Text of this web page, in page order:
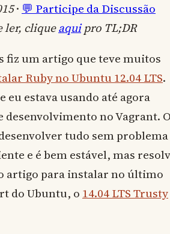
· 💬 Participe da Discussão
ler, cliqueaquipro TL;DR
fiz um artigo que teve muitos
Ruby no Ubuntu 12.04 LTS.
eu estava usando até agora
desenvolvimento no Vagrant.
tudo sem problema
e é bem estável, mas
artigo para instalar no último
do Ubuntu, o 14.04 LTS Trusty